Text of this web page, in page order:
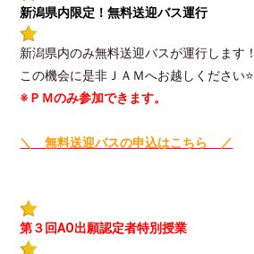
新潟県内限定！無料送迎バス運行
新潟県内のみ無料送迎バスが運行します！
この機会に是非ＪＡＭへお越しください⭐
※ＰＭのみ参加できます。
＼ 無料送迎バスの申込はこちら ／
第３回AO出願認定者特別授業